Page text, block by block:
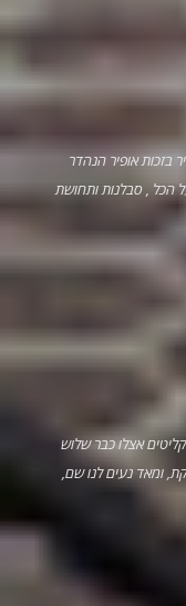
בזכות אופיר הנהדר
הכל , סבלנות ותחושת
אצלו כבר שלוש
ומאד נעים לנו שם,